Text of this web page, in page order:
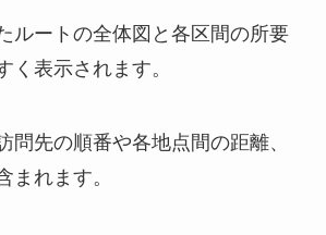
ルートの全体図と各区間の所要
く表示されます。
問先の順番や各地点間の距離、
まれます。